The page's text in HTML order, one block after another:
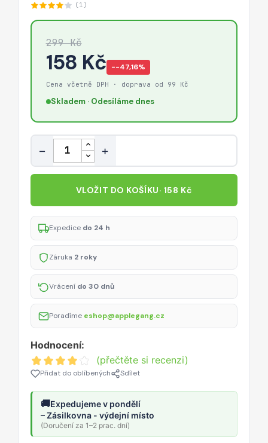
(1)
299 Kč
158 Kč −-47,16%
Cena včetně DPH · doprava od 99 Kč
Skladem · Odesíláme dnes
Množství
− +
VLOŽIT DO KOŠÍKU· 158 Kč
Expedice do 24 h
Záruka 2 roky
Vrácení do 30 dnů
Poradíme eshop@applegang.cz
Hodnocení:
(přečtěte si recenzi)
Přidat do oblíbených Sdílet
🚚Expedujeme v pondělí
– Zásilkovna - výdejní místo
(Doručení za 1–2 prac. dní)